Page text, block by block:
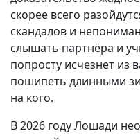
скорее всего
скандалов и
слышать партнёра и
попросту исчезнет из
пошипеть длинными
на кого.
В 2026 году Лошади